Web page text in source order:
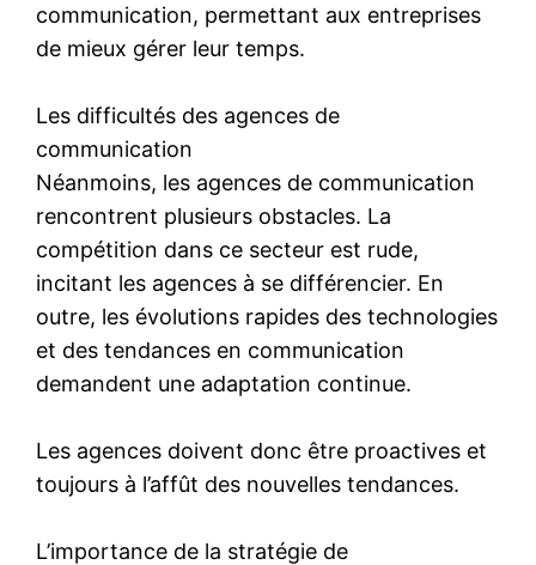
communication, permettant aux entreprises
de mieux gérer leur temps.
Les difficultés des agences de
communication
Néanmoins, les agences de communication
rencontrent plusieurs obstacles. La
compétition dans ce secteur est rude,
incitant les agences à se différencier. En
outre, les évolutions rapides des technologies
et des tendances en communication
demandent une adaptation continue.
Les agences doivent donc être proactives et
toujours à l’affût des nouvelles tendances.
L’importance de la stratégie de